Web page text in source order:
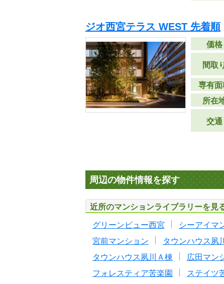
ジオ西宮テラス WEST 先着順
価格
間取
専有面
所在
交通
周辺の物件情報を探す
近所のマンションライブラリーを見
グリーンビュー西宮 シーアイマ
宮前マンション
タウンハウス夙川
タウンハウス夙川Ａ棟
広田マン
フォレスティア苦楽園
ステイツ